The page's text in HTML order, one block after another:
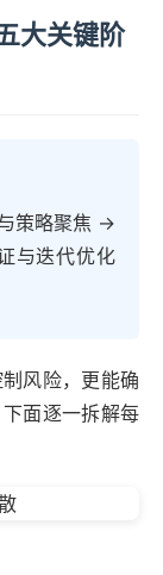
大关键阶
策略聚焦 →
与迭代优化
风险，更能确
面逐一拆解每